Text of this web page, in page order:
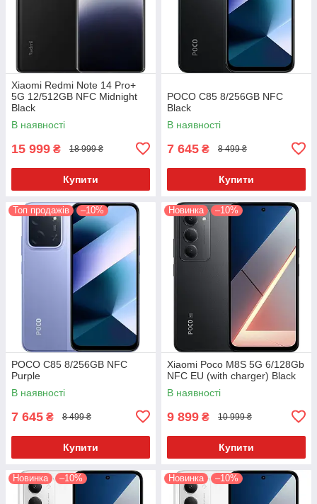
Xiaomi Redmi Note 14 Pro+
5G 12/512GB NFC Midnight
Black
В наявності
15 999 ₴ 18 999 ₴
Купити
POCO C85 8/256GB NFC
Black
В наявності
7 645 ₴ 8 499 ₴
Купити
Топ продажів –10%
POCO C85 8/256GB NFC
Purple
В наявності
7 645 ₴ 8 499 ₴
Купити
Новинка –10%
Xiaomi Poco M8S 5G 6/128Gb
NFC EU (with charger) Black
В наявності
9 899 ₴ 10 999 ₴
Купити
Новинка –10% Новинка –10%